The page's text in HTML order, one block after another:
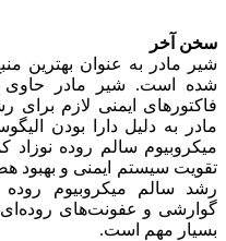
سخن آخر
شیر مادر به عنوان بهترین
شده است. شیر مادر حاوی
فاکتورهای ایمنی لازم
مادر به دلیل دارا بودن
میکروبیوم سالم روده نوزاد
تقویت سیستم ایمنی و
رشد سالم میکروبیوم
گوارشی و عفونت‌های
بسیار مهم است.